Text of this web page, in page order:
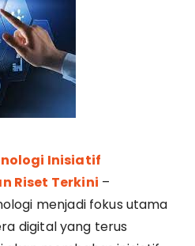
Inisiatif
Riset Terkini –
menjadi fokus utama
digital yang terus